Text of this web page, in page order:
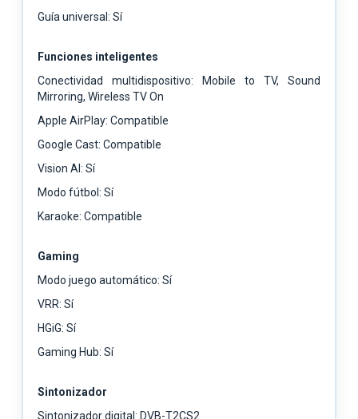
Guía universal: Sí
Funciones inteligentes
Conectividad multidispositivo: Mobile to TV, Sound
Mirroring, Wireless TV On
Apple AirPlay: Compatible
Google Cast: Compatible
Vision AI: Sí
Modo fútbol: Sí
Karaoke: Compatible
Gaming
Modo juego automático: Sí
VRR: Sí
HGiG: Sí
Gaming Hub: Sí
Sintonizador
Sintonizador digital: DVB-T2CS2